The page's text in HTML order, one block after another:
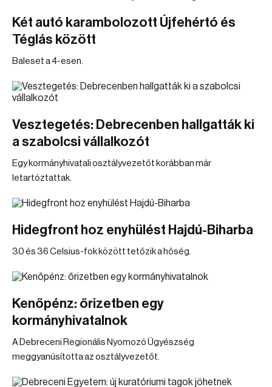
Két autó karambolozott Újfehértó és
Téglás között
Baleset a 4-esen.
Vesztegetés: Debrecenben hallgatták ki
a szabolcsi vállalkozót
Egy kormányhivatali osztályvezetőt korábban már
letartóztattak.
Hidegfront hoz enyhülést Hajdú-Biharba
30 és 36 Celsius-fok között tetőzik a hőség.
Kenőpénz: őrizetben egy
kormányhivatalnok
A Debreceni Regionális Nyomozó Ügyészség
meggyanúsította az osztályvezetőt.